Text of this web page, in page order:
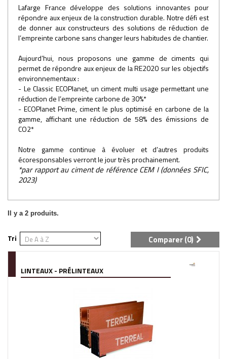
Lafarge France développe des solutions innovantes pour
répondre aux enjeux de la construction durable. Notre défi est
de donner aux constructeurs des solutions de réduction de
l’empreinte carbone sans changer leurs habitudes de chantier.
Aujourd’hui, nous proposons une gamme de ciments qui
permet de répondre aux enjeux de la RE2020 sur les objectifs
environnementaux :
- Le Classic ECOPlanet, un ciment multi usage permettant une
réduction de l’empreinte carbone de 30%*
- ECOPlanet Prime, ciment le plus optimisé en carbone de la
gamme, affichant une réduction de 58% des émissions de
CO2*
Notre gamme continue à évoluer et d’autres produits
écoresponsables verront le jour très prochainement.
*par rapport au ciment de référence CEM I (données SFIC,
2023)
Il y a 2 produits.
Tri Comparer (0)
LINTEAUX - PRÉLINTEAUX